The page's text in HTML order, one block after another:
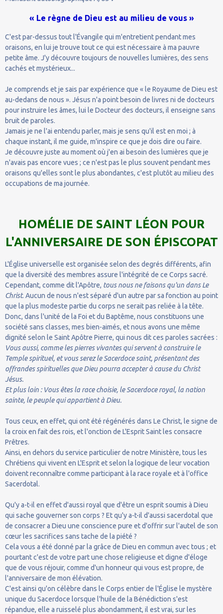
« Le règne de Dieu est au milieu de vous »
C'est par-dessus tout l'Évangile qui m'entretient pendant mes
oraisons, en lui je trouve tout ce qui est nécessaire à ma pauvre
petite âme. J'y découvre toujours de nouvelles lumières, des sens
cachés et mystérieux...
Je comprends et je sais par expérience que « le Royaume de Dieu est
au-dedans de nous ». Jésus n'a point besoin de livres ni de docteurs
pour instruire les âmes, lui le Docteur des docteurs, il enseigne sans
bruit de paroles.
Jamais je ne l'ai entendu parler, mais je sens qu'il est en moi ; à
chaque instant, il me guide, m'inspire ce que je dois dire ou faire.
Je découvre juste au moment où j'en ai besoin des lumières que je
n'avais pas encore vues ; ce n'est pas le plus souvent pendant mes
oraisons qu'elles sont le plus abondantes, c'est plutôt au milieu des
occupations de ma journée.
HOMÉLIE DE SAINT LÉON POUR
L'ANNIVERSAIRE DE SON ÉPISCOPAT
L'Église universelle est organisée selon des degrés différents, afin
que la diversité des membres assure l'intégrité de ce Corps sacré.
Cependant, comme dit l'Apôtre, tous nous ne faisons qu'un dans Le
Christ. Aucun de nous n'est séparé d'un autre par sa fonction au point
que la plus modeste partie du corps ne serait pas reliée à la tête.
Donc, dans l'unité de la Foi et du Baptême, nous constituons une
société sans classes, mes bien-aimés, et nous avons une même
dignité selon le Saint Apôtre Pierre, qui nous dit ces paroles sacrées :
Vous aussi, comme les pierres vivantes qui servent à construire le
Temple spirituel, et vous serez le Sacerdoce saint, présentant des
offrandes spirituelles que Dieu pourra accepter à cause du Christ
Jésus.
Et plus loin : Vous êtes la race choisie, le Sacerdoce royal, la nation
sainte, le peuple qui appartient à Dieu.
Tous ceux, en effet, qui ont été régénérés dans Le Christ, le signe de
la croix en fait des rois, et l'onction de L'Esprit Saint les consacre
Prêtres.
Ainsi, en dehors du service particulier de notre Ministère, tous les
Chrétiens qui vivent en L'Esprit et selon la logique de leur vocation
doivent reconnaître comme participant à la race royale et à l'office
Sacerdotal.
Qu'y a-t-il en effet d'aussi royal que d'être un esprit soumis à Dieu
qui sache gouverner son corps ? Et qu'y a-t-il d'aussi sacerdotal que
de consacrer a Dieu une conscience pure et d'offrir sur l'autel de son
cœur les sacrifices sans tache de la piété ?
Cela vous a été donné par la grâce de Dieu en commun avec tous ; et
pourtant c'est de votre part une chose religieuse et digne d'éloge
que de vous réjouir, comme d'un honneur qui vous est propre, de
l'anniversaire de mon élévation.
C'est ainsi qu'on célèbre dans le Corps entier de l'Église le mystère
unique du Sacerdoce lorsque l'huile de la Bénédiction s'est
répandue, elle a ruisselé plus abondamment, il est vrai, sur les